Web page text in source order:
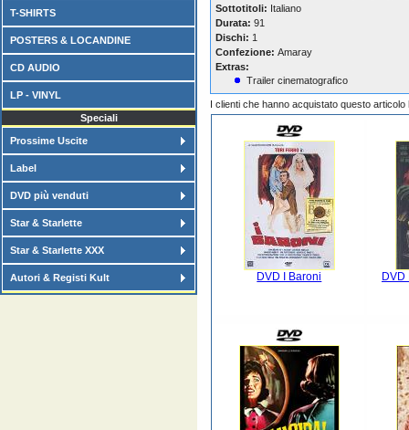
T-SHIRTS
POSTERS & LOCANDINE
CD AUDIO
LP - VINYL
Speciali
Prossime Uscite
Label
DVD più venduti
Star & Starlette
Star & Starlette XXX
Autori & Registi Kult
Sottotitoli: Italiano
Durata: 91
Dischi: 1
Confezione: Amaray
Extras:
Trailer cinematografico
I clienti che hanno acquistato questo
DVD I Baroni DVD